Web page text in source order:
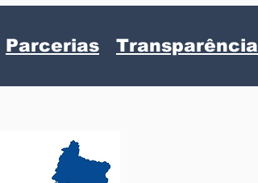
Parcerias Transparência